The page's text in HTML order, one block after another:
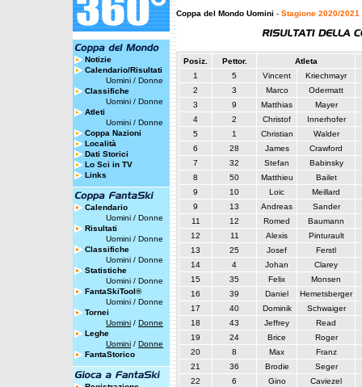
Notizie
Calendario/Risultati
Uomini / Donne
Classifiche
Uomini / Donne
Atleti
Uomini / Donne
Coppa Nazioni
Località
Dati Storici
Lo Sci in TV
Links
Calendario
Uomini / Donne
Risultati
Uomini / Donne
Classifiche
Uomini / Donne
Statistiche
Uomini / Donne
FantaSkiTool®
Uomini / Donne
Tornei
Uomini / Donne
Leghe
Uomini / Donne
FantaStorico
Coppa del Mondo Uomini - Stagione 2020/2021
Posiz. Pettor.
Atleta
1
5 Vincent
Kriechmayr
2
3 Marco
Odermatt
3
9 Matthias
Mayer
4
2 Christof
Innerhofer
5
1 Christian
Walder
6
28 James
Crawford
7
32 Stefan
Babinsky
8
50 Matthieu
Bailet
9
10 Loic
Meillard
9
13 Andreas
Sander
11
12 Romed
Baumann
12
11 Alexis
Pinturault
13
25 Josef
Ferstl
14
4 Johan
Clarey
15
35 Felix
Monsen
16
39 Daniel
Hemetsberger
17
40 Dominik
Schwaiger
18
43 Jeffrey
Read
19
24 Brice
Roger
20
8 Max
Franz
21
36 Brodie
Seger
22
6 Gino
Caviezel